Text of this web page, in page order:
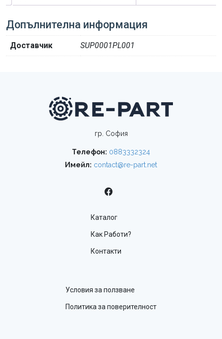
Допълнителна информация
Доставчик SUP0001PL001
гр. София
Телефон: 0883332324
Имейл: contact@re-part.net
Каталог
Как Работи?
Контакти
Условия за ползване
Политика за поверителност